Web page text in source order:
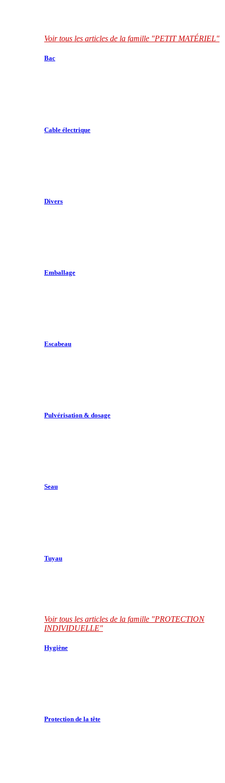
Voir tous les articles de la famille "PETIT MATÉRIEL"
Bac
Cable électrique
Divers
Emballage
Escabeau
Pulvérisation & dosage
Seau
Tuyau
Voir tous les articles de la famille "PROTECTION
INDIVIDUELLE"
Hygiène
Protection de la tête